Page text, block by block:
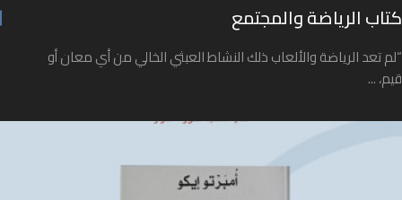
كتاب الرياضة والمجتمع
“لم تعد الرياضة والألعاب ذلك النشاط العبثي الخالي من أي معان أو
قيم، ...